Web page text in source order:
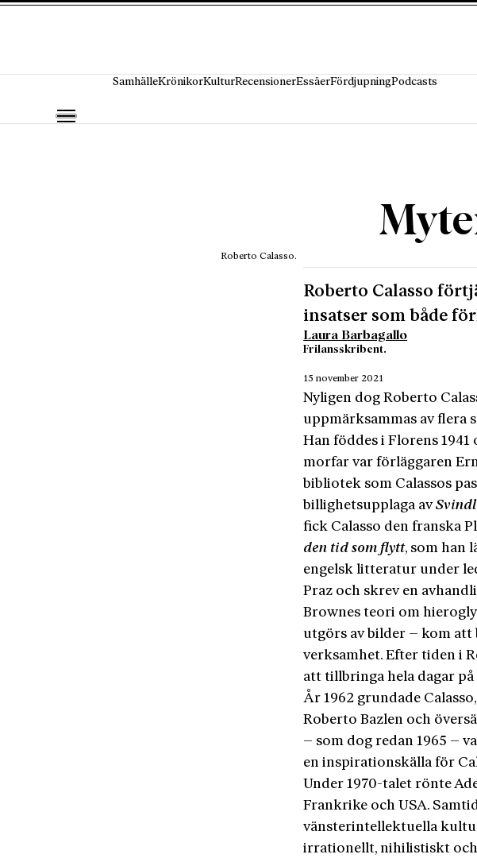
SamhälleKrönikorKulturRecensionerEssäerFördjupningPodcasts
Roberto Calasso.
Roberto Calasso
insatser som både
Laura Barbagallo
Frilansskribent.
15 november 2021
Nyligen dog Roberto
uppmärksammas av flera
Han föddes i Florens
morfar var förläggaren
bibliotek som Calassos
billighetsupplaga av
fick Calasso den franska
den tid som flytt, som han
engelsk litteratur under
Praz och skrev en
Brownes teori om
utgörs av bilder – kom att
verksamhet. Efter tiden i
att tillbringa hela dagar
År 1962 grundade
Roberto Bazlen och
– som dog redan 1965 –
en inspirationskälla för
Under 1970-talet rönte
Frankrike och USA.
vänsterintellektuella
irrationellt, nihilistiskt och